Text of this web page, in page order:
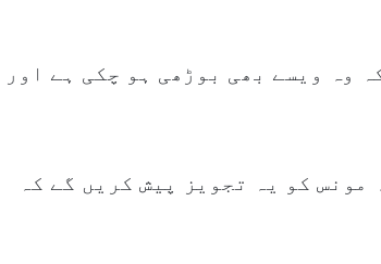
وہ ویسے بھی بوڑھی ہو چکی ہے اور
مونس کو یہ تجویز پیش کریں گے کہ